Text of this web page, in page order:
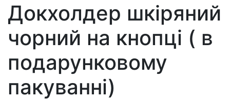
Докхолдер шкіряний
чорний на кнопці ( в
подарунковому
пакуванні)